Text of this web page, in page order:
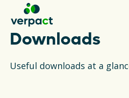
Downloads
Useful downloads at a